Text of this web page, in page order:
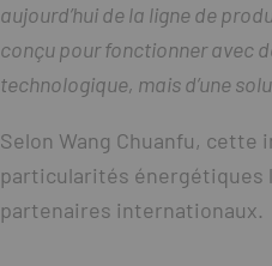
aujourd’hui de la ligne de
conçu pour fonctionner avec
technologique, mais d’une
Selon Wang Chuanfu, cette
particularités énergétiques
partenaires internationaux.